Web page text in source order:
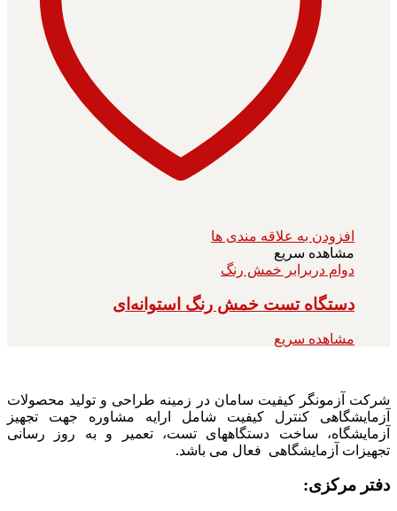
افزودن به علاقه مندی ها
مشاهده سریع
دوام دربرابر خمش رنگ
دستگاه تست خمش رنگ استوانه‌ای
مشاهده سریع
شرکت آزمونگر کیفیت سامان در زمینه طراحی و تولید محصولات
آزمایشگاهی کنترل کیفیت شامل ارایه مشاوره جهت تجهیز
آزمایشگاه، ساخت دستگاههای تست، تعمیر و به روز رسانی
تجهیزات آزمایشگاهی فعال می باشد.
دفتر مرکزی: